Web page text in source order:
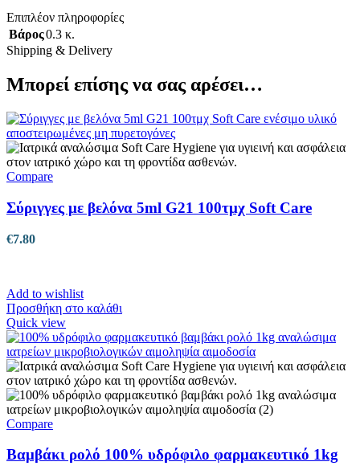
Επιπλέον πληροφορίες
Βάρος0.3 κ.
Shipping & Delivery
Μπορεί επίσης να σας αρέσει…
Compare
Σύριγγες με βελόνα 5ml G21 100τμχ Soft Care
€7.80
Add to wishlist
Προσθήκη στο καλάθι
Quick view
Compare
Βαμβάκι ρολό 100% υδρόφιλο φαρμακευτικό 1kg